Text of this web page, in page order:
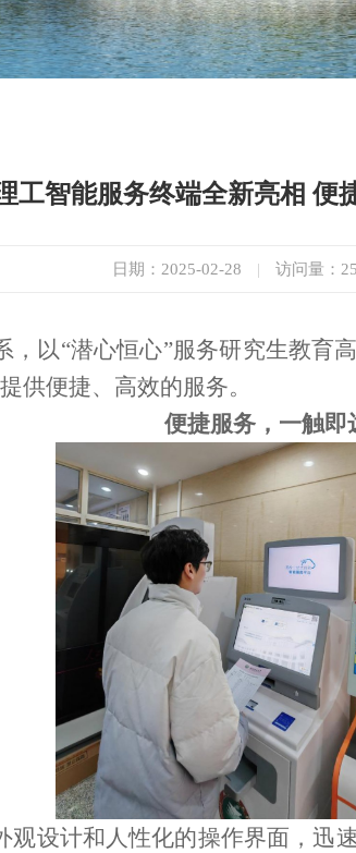
工智能服务终端全新亮相 便
日期：2025-02-28 | 访问量：
，以“潜心恒心”服务研究生教育
供便捷、高效的服务。
便捷服务，一触即
观设计和人性化的操作界面，迅